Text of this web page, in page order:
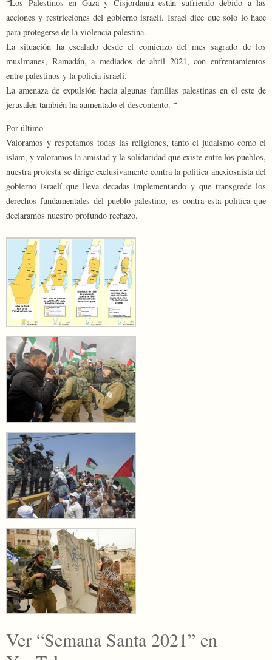
“Los Palestinos en Gaza y Cisjordania están sufriendo debido a las
acciones y restricciones del gobierno israelí. Israel dice que solo lo hace
para protegerse de la violencia palestina.
La situación ha escalado desde el comienzo del mes sagrado de los
muslmanes, Ramadán, a mediados de abril 2021, con enfrentamientos
entre palestinos y la policía israelí.
La amenaza de expulsión hacia algunas familias palestinas en el este de
jerusalén también ha aumentado el descontento. “
Por último
Valoramos y respetamos todas las religiones, tanto el judaismo como el
islam, y valoramos la amistad y la solidaridad que existe entre los pueblos,
nuestra protesta se dirige exclusivamente contra la politica anexiosnista del
gobierno israelí que lleva decadas implementando y que transgrede los
derechos fundamentales del pueblo palestino, es contra esta politica que
declaramos nuestro profundo rechazo.
Ver “Semana Santa 2021” en